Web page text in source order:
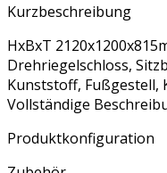
Kurzbeschreibung
HxBxT
Drehriegelschloss,
Kunststoff, Fußgestell,
Vollständige
Produktkonfiguration